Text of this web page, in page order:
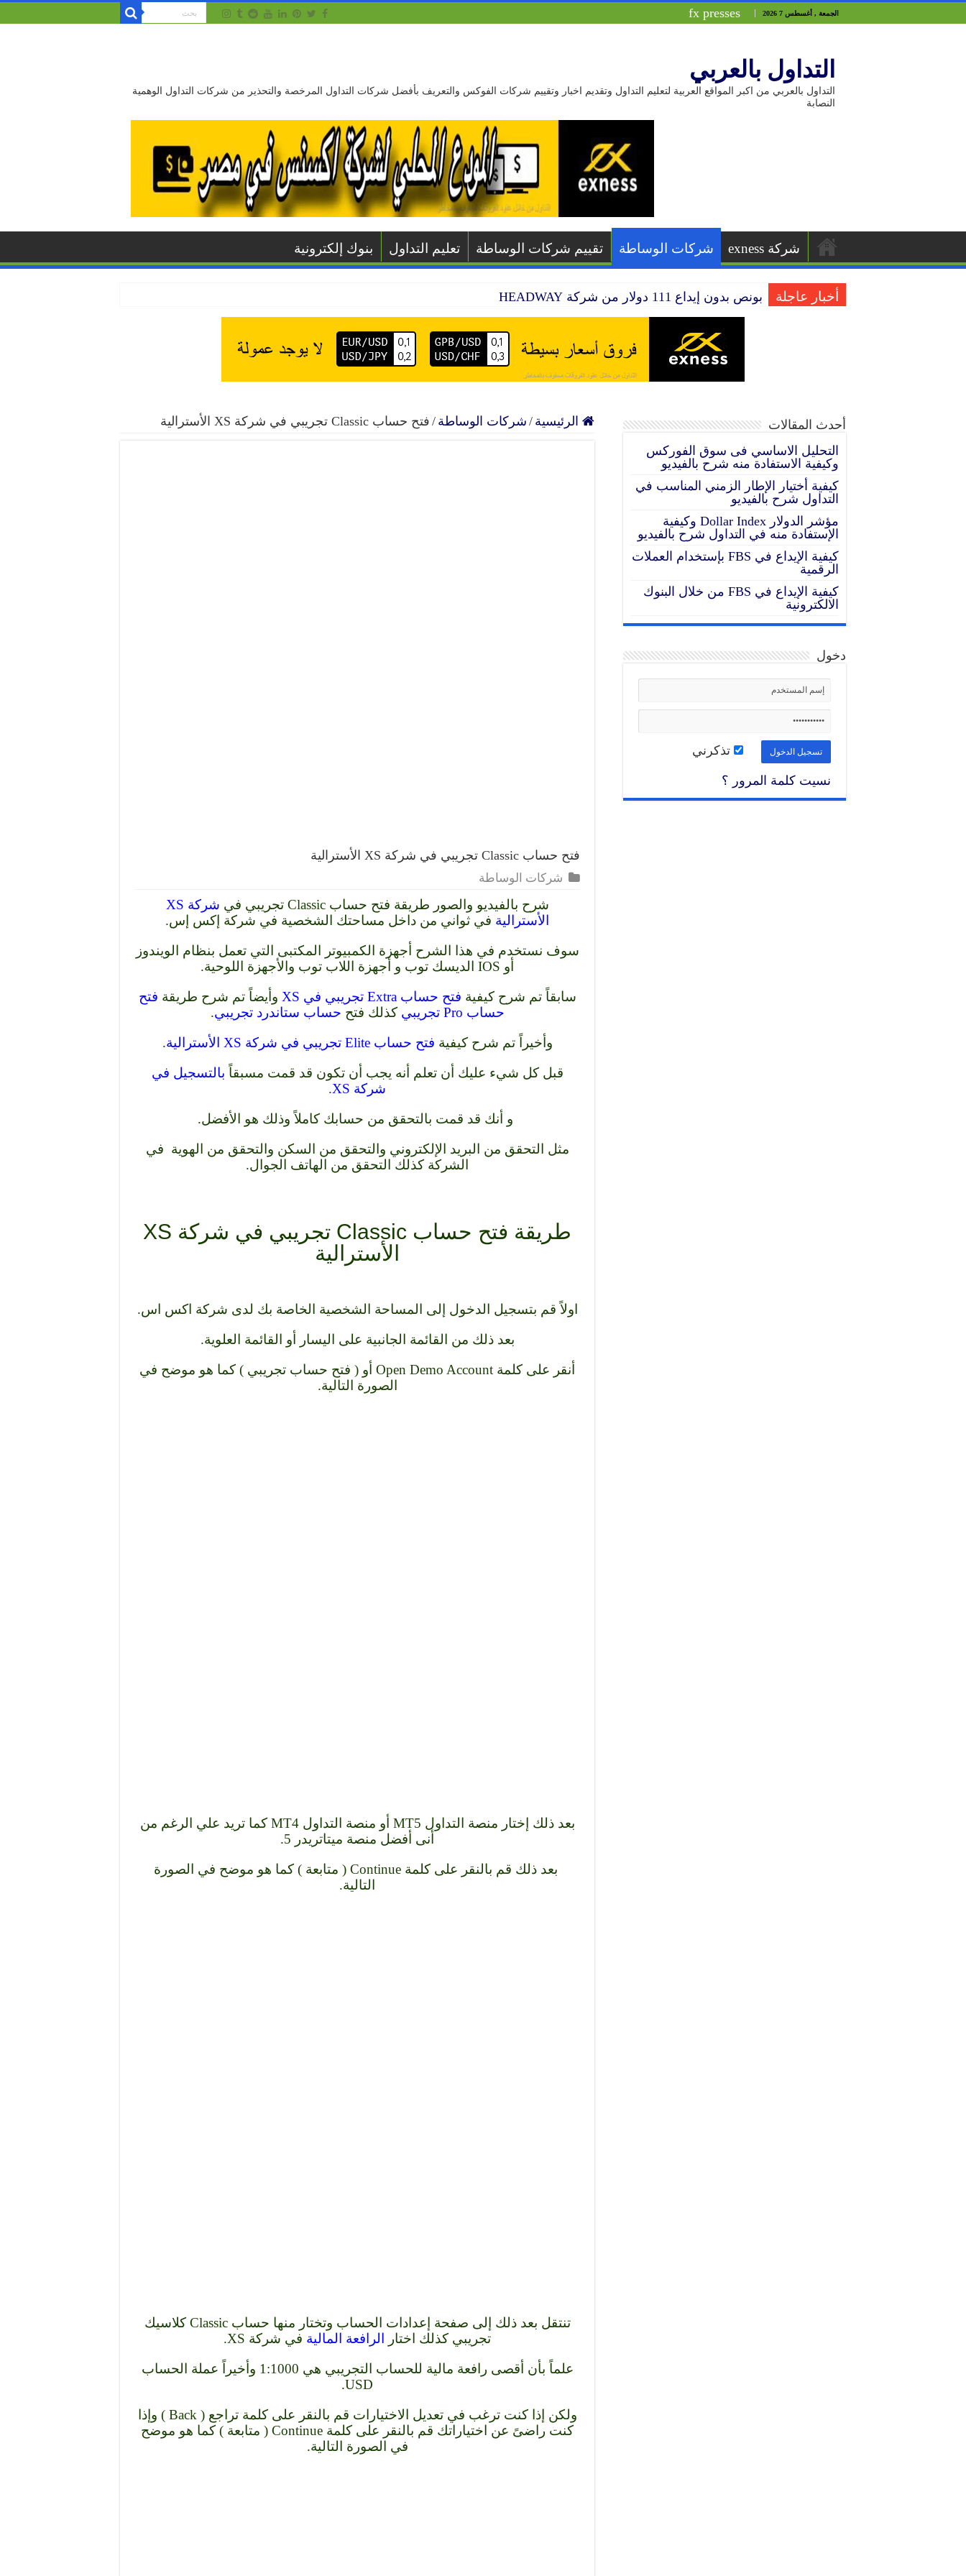
الجمعة , أغسطس 7 2026 fx presses
التداول بالعربي
التداول بالعربي من اكبر المواقع العربية لتعليم التداول وتقديم اخبار وتقييم شركات الفوكس والتعريف بأفضل شركات التداول المرخصة والتحذير من شركات التداول الوهمية
النصابة
شركة exness شركات الوساطة تقييم شركات الوساطة تعليم التداول بنوك إلكترونية
أخبار عاجلة
بونص بدون إيداع 111 دولار من شركة HEADWAY
الرئيسية / شركات الوساطة / فتح حساب Classic تجريبي في شركة XS الأسترالية
فتح حساب Classic تجريبي في شركة XS الأسترالية
شركات الوساطة
شرح بالفيديو والصور طريقة فتح حساب Classic تجريبي في
شركة XS
الأسترالية في ثواني من داخل مساحتك الشخصية في شركة إكس إس.
سوف نستخدم في هذا الشرح أجهزة الكمبيوتر المكتبى التي تعمل بنظام الويندوز
أو IOS الديسك توب و أجهزة اللاب توب والأجهزة اللوحية.
سابقاً تم شرح كيفية فتح حساب Extra تجريبي في XS وأيضاً تم شرح طريقة فتح
حساب Pro تجريبي
كذلك فتح حساب ستاندرد تجريبي.
وأخيراً تم شرح كيفية فتح حساب Elite تجريبي في شركة XS الأسترالية
.
قبل كل شيء عليك أن تعلم أنه يجب أن تكون قد قمت مسبقاً بالتسجيل في
شركة XS
.
و أنك قد قمت بالتحقق من حسابك كاملاً وذلك هو الأفضل.
مثل التحقق من البريد الإلكتروني والتحقق من السكن والتحقق من الهوية في
الشركة كذلك التحقق من الهاتف الجوال.
طريقة فتح حساب Classic تجريبي في شركة XS
الأسترالية
اولاً قم بتسجيل الدخول إلى المساحة الشخصية الخاصة بك لدى شركة اكس اس.
بعد ذلك من القائمة الجانبية على اليسار أو القائمة العلوية.
أنقر على كلمة Open Demo Account أو ( فتح حساب تجريبي ) كما هو موضح في
الصورة التالية.
بعد ذلك إختار منصة التداول MT5 أو منصة التداول MT4 كما تريد علي الرغم من
أنى أفضل منصة ميتاتريدر 5.
بعد ذلك قم بالنقر على كلمة Continue ( متابعة ) كما هو موضح في الصورة
التالية.
تنتقل بعد ذلك إلى صفحة إعدادات الحساب وتختار منها حساب Classic كلاسيك
تجريبي كذلك اختار
الرافعة المالية في شركة XS.
علماً بأن أقصى رافعة مالية للحساب التجريبي هي 1:1000 وأخيراً عملة الحساب
USD.
ولكن إذا كنت ترغب في تعديل الاختيارات قم بالنقر على كلمة تراجع ( Back ) وإذا
كنت راضىً عن اختياراتك قم بالنقر على كلمة Continue ( متابعة ) كما هو موضح
في الصورة التالية.
أحدث المقالات
التحليل الاساسي فى سوق الفوركس
وكيفية الاستفادة منه شرح بالفيديو
كيفية أختيار الإطار الزمني المناسب في
التداول شرح بالفيديو
مؤشر الدولار Dollar Index وكيفية
الإستفادة منه في التداول شرح بالفيديو
كيفية الإيداع في FBS بإستخدام العملات
الرقمية
كيفية الإيداع في FBS من خلال البنوك
الالكترونية
دخول
تذكرني
نسيت كلمة المرور ؟